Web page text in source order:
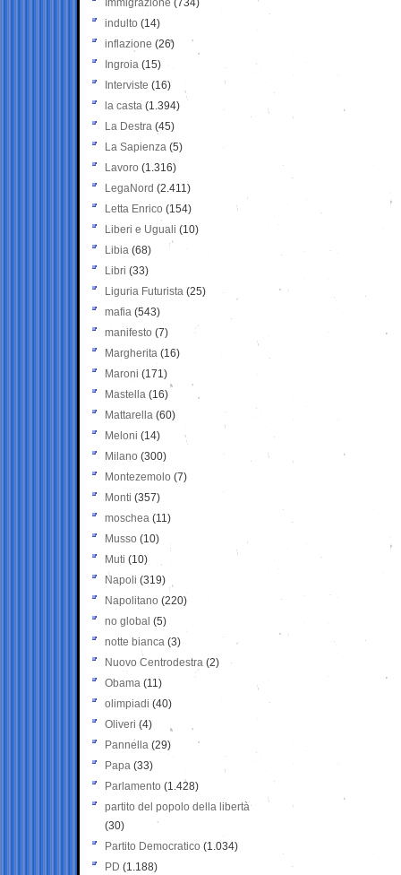
Immigrazione (734)
indulto (14)
inflazione (26)
Ingroia (15)
Interviste (16)
la casta (1.394)
La Destra (45)
La Sapienza (5)
Lavoro (1.316)
LegaNord (2.411)
Letta Enrico (154)
Liberi e Uguali (10)
Libia (68)
Libri (33)
Liguria Futurista (25)
mafia (543)
manifesto (7)
Margherita (16)
Maroni (171)
Mastella (16)
Mattarella (60)
Meloni (14)
Milano (300)
Montezemolo (7)
Monti (357)
moschea (11)
Musso (10)
Muti (10)
Napoli (319)
Napolitano (220)
no global (5)
notte bianca (3)
Nuovo Centrodestra (2)
Obama (11)
olimpiadi (40)
Oliveri (4)
Pannella (29)
Papa (33)
Parlamento (1.428)
partito del popolo della libertà
(30)
Partito Democratico (1.034)
PD (1.188)